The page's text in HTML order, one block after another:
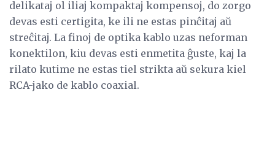
delikataj ol iliaj kompaktaj kompensoj, do zorgo
devas esti certigita, ke ili ne estas pinĉitaj aŭ
streĉitaj. La finoj de optika kablo uzas neforman
konektilon, kiu devas esti enmetita ĝuste, kaj la
rilato kutime ne estas tiel strikta aŭ sekura kiel
RCA-jako de kablo coaxial.